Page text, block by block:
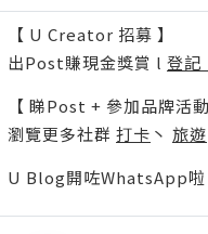
【 U Creator 招募 】
出Post賺現金獎賞 l 登記
【 睇Post + 參加品牌活動
瀏覽更多社群 打卡 丶 旅遊
U Blog開咗WhatsApp啦